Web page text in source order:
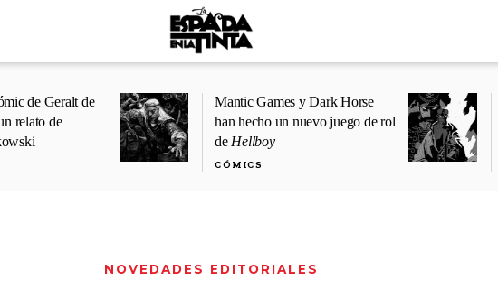
de Geralt de
relato de
Mantic Games y Dark Horse
han hecho un nuevo juego de rol
de Hellboy
CÓMICS
NOVEDADES EDITORIALES